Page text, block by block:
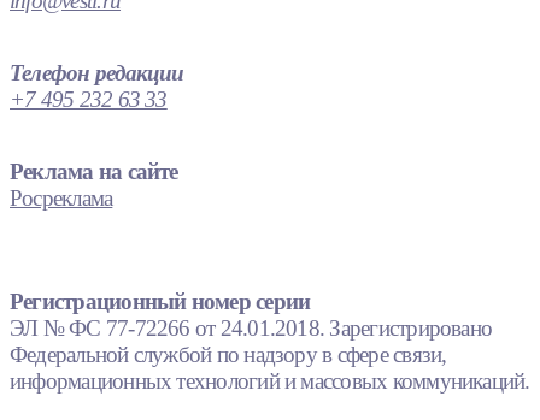
Телефон редакции
+7 495 232 63 33
Реклама на сайте
Росреклама
Регистрационный номер серии
ЭЛ № ФС 77-72266 от 24.01.2018. Зарегистрировано
Федеральной службой по надзору в сфере связи,
информационных технологий и массовых коммуникаций.